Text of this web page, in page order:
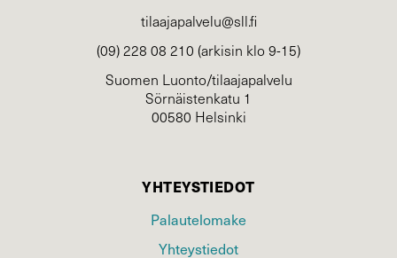
tilaajapalvelu@sll.fi
(09) 228 08 210 (arkisin klo 9-15)
Suomen Luonto/tilaajapalvelu
Sörnäistenkatu 1
00580 Helsinki
YHTEYSTIEDOT
Palautelomake
Yhteystiedot